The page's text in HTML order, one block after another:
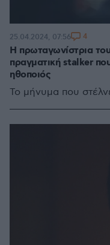
H πρωταγωνίστρια
πραγματική stalker
ηθοποιός
Το μήνυμα που
25.04.2024, 07:56 4